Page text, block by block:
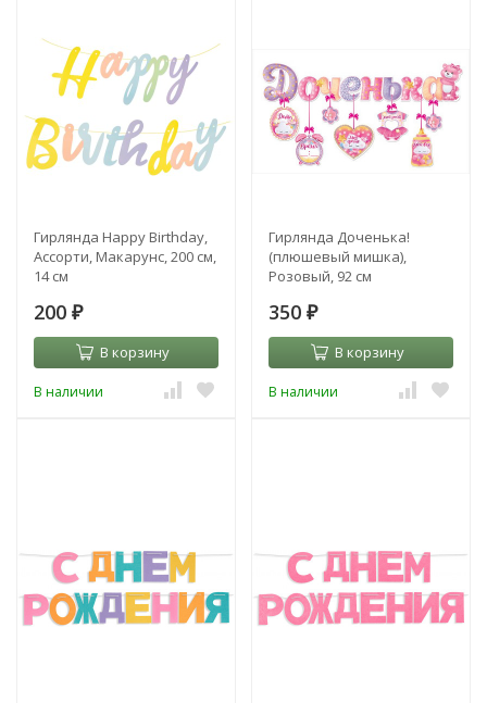
Гирлянда Happy Birthday,
Ассорти, Макарунс, 200 см,
14 см
200 ₽
В корзину
В наличии
Гирлянда Доченька!
(плюшевый мишка),
Розовый, 92 см
350 ₽
В корзину
В наличии